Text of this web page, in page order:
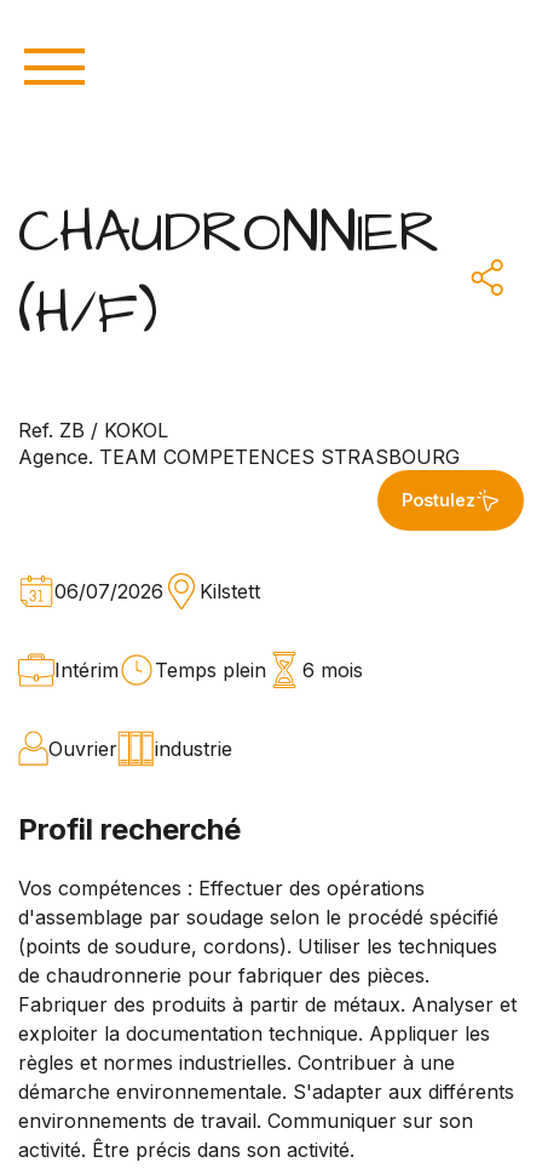
CHAUDRONNIER
(H/F)
Ref. ZB / KOKOL
Agence. TEAM COMPETENCES STRASBOURG
Postulez
06/07/2026 Kilstett
Intérim Temps plein 6 mois
Ouvrier industrie
Profil recherché
Vos compétences : Effectuer des opérations
d'assemblage par soudage selon le procédé spécifié
(points de soudure, cordons). Utiliser les techniques
de chaudronnerie pour fabriquer des pièces.
Fabriquer des produits à partir de métaux. Analyser et
exploiter la documentation technique. Appliquer les
règles et normes industrielles. Contribuer à une
démarche environnementale. S'adapter aux différents
environnements de travail. Communiquer sur son
activité. Être précis dans son activité.